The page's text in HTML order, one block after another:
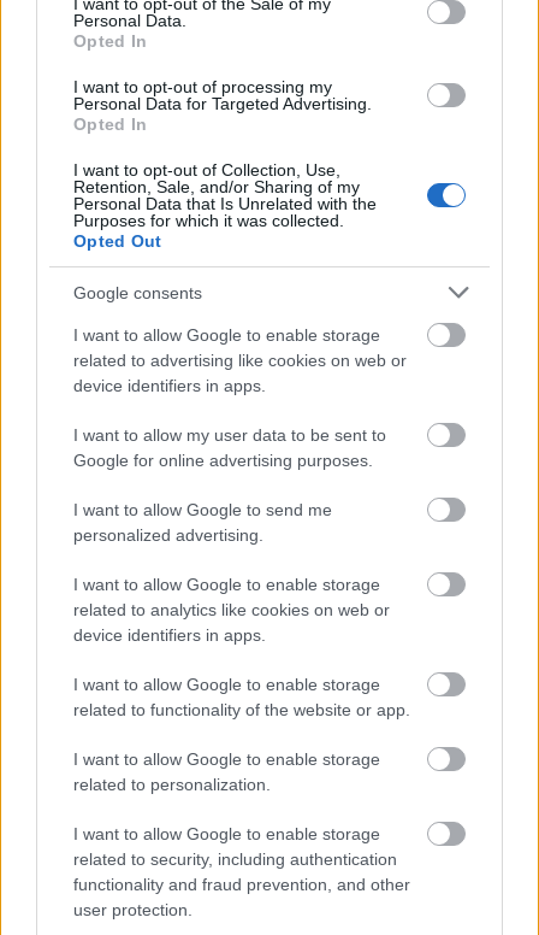
Personal Data.
Opted In
I want to opt-out of processing my
Personal Data for Targeted Advertising.
Opted In
I want to opt-out of Collection, Use,
Retention, Sale, and/or Sharing of my
Personal Data that Is Unrelated with the
Purposes for which it was collected.
Opted Out
Google consents
I want to allow Google to enable storage
related to advertising like cookies on web or
device identifiers in apps.
I want to allow my user data to be sent to
Google for online advertising purposes.
I want to allow Google to send me
personalized advertising.
I want to allow Google to enable storage
related to analytics like cookies on web or
device identifiers in apps.
I want to allow Google to enable storage
related to functionality of the website or app.
I want to allow Google to enable storage
related to personalization.
I want to allow Google to enable storage
related to security, including authentication
functionality and fraud prevention, and other
user protection.
Για το ενδεχόμενο να υπάρξει ελληνικός εμφύλιος
στον τελικό:«Ναι! Ο Ολυμπιακός έκανε μία
εξαιρετική δουλειά να κερδίσει την Μπαρτσελόνα.
Για να είμαι ειλικρινής, ακόμα και όταν μιλάω με
τους φίλους μου η ομάδα που ήθελα να κερδίσει
είναι ο Ολυμπιακός. Γιατί ο κόουτς Μπαρτζώκας
έχει χτίσει ένα πολύ καλό σύστημα τα περασμένα
γήπεδο. Διαχειρίζεται πολύ καλά τις επιθέσεις
τους, είναι πολύ πειθαρχημένη ομάδα. Είναι δύο
διαφορετικές ομάδες, πολύ διαφορετικές.